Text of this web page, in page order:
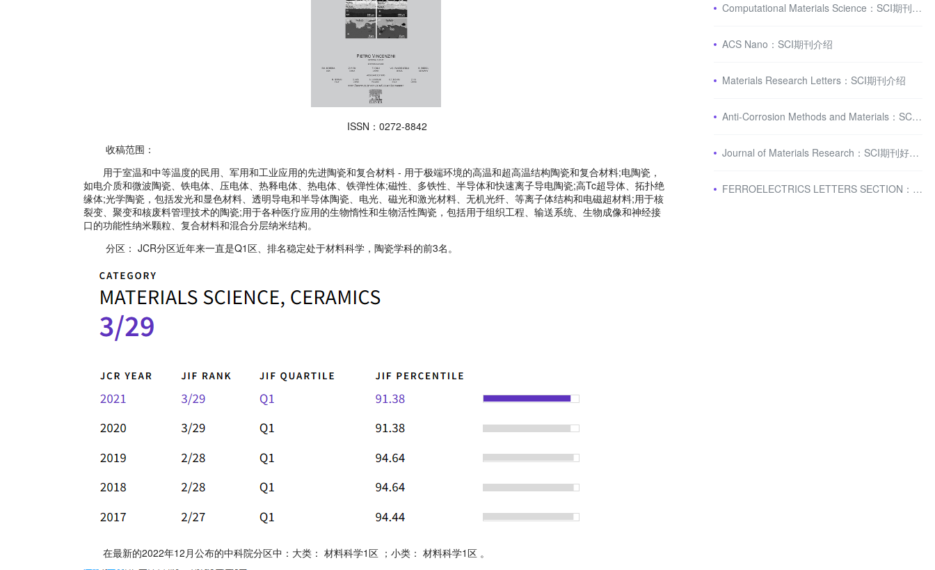
ISSN：0272-8842
收稿范围：
用于室温和中等温度的民用、军用和工业应用的先进陶瓷和复合材料 - 用于极端环境的高温和超高温结构陶瓷和复合材料;电陶瓷，
如电介质和微波陶瓷、铁电体、压电体、热释电体、热电体、铁弹性体;磁性、多铁性、半导体和快速离子导电陶瓷;高Tc超导体、拓扑绝
缘体;光学陶瓷，包括发光和显色材料、透明导电和半导体陶瓷、电光、磁光和激光材料、无机光纤、等离子体结构和电磁超材料;用于核
裂变、聚变和核废料管理技术的陶瓷;用于各种医疗应用的生物惰性和生物活性陶瓷，包括用于组织工程、输送系统、生物成像和神经接
口的功能性纳米颗粒、复合材料和混合分层纳米结构。
分区： JCR分区近年来一直是Q1区、排名稳定处于材料科学，陶瓷学科的前3名。
在最新的2022年12月公布的中科院分区中：大类： 材料科学1区 ；小类： 材料科学1区 。
Computational Materials Science：SCI期刊介绍
ACS Nano：SCI期刊介绍
Materials Research Letters：SCI期刊介绍
Anti-Corrosion Methods and Materials：SCI期刊介绍
Journal of Materials Research：SCI期刊好投吗？
FERROELECTRICS LETTERS SECTION：铁电材料经典期刊